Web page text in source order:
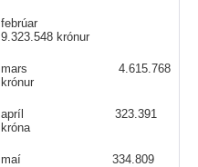
febrúar
9.323.548 krónur
mars 4.615.768
krónur
apríl 323.391
króna
maí 334.809